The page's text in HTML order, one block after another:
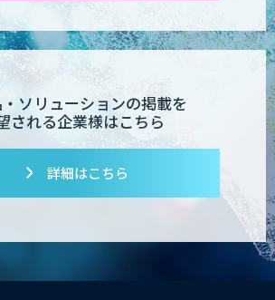
ソリューションの掲載を
される企業様はこちら
詳細はこちら